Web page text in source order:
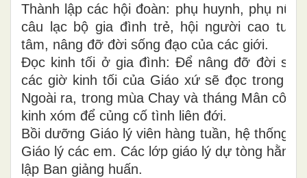
Thành lập các hội đoàn: phụ huynh, phụ nữ,
câu lạc bộ gia đình trẻ, hội người cao
tâm, nâng đỡ đời sống đạo của các giới.
Đọc kinh tối ở gia đình: Để nâng đỡ đời
các giờ kinh tối của Giáo xứ sẽ đọc trong
Ngoài ra, trong mùa Chay và tháng Mân côi,
kinh xóm để củng cố tình liên đới.
Bồi dưỡng Giáo lý viên hàng tuần, hệ thống
Giáo lý các em. Các lớp giáo lý dự tòng hằng
lập Ban giảng huấn.